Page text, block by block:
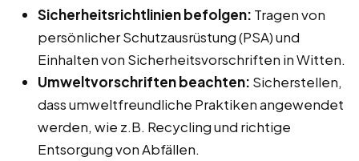
Sicherheitsrichtlinien befolgen: Tragen von
persönlicher Schutzausrüstung (PSA) und
Einhalten von Sicherheitsvorschriften in Witten.
Umweltvorschriften beachten: Sicherstellen,
dass umweltfreundliche Praktiken angewendet
werden, wie z.B. Recycling und richtige
Entsorgung von Abfällen.